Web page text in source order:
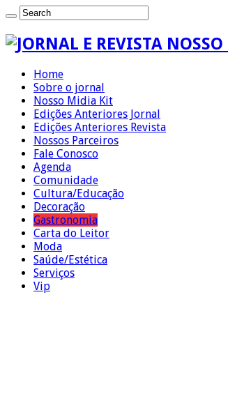
Home
Sobre o jornal
Nosso Midia Kit
Edições Anteriores Jornal
Edições Anteriores Revista
Nossos Parceiros
Fale Conosco
Agenda
Comunidade
Cultura/Educação
Decoração
Gastronomia
Carta do Leitor
Moda
Saúde/Estética
Serviços
Vip